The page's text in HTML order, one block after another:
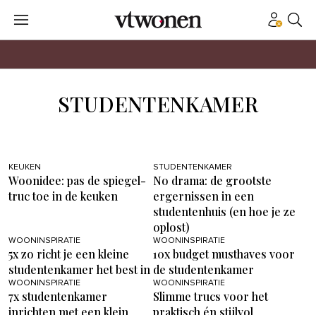
STUDENTENKAMER
KEUKEN
Woonidee: pas de spiegel-
truc toe in de keuken
STUDENTENKAMER
No drama: de grootste
ergernissen in een
studentenhuis (en hoe je ze
oplost)
WOONINSPIRATIE
5x zo richt je een kleine
studentenkamer het best in
WOONINSPIRATIE
10x budget musthaves voor
de studentenkamer
WOONINSPIRATIE
7x studentenkamer
inrichten met een klein
WOONINSPIRATIE
Slimme trucs voor het
praktisch én stijlvol